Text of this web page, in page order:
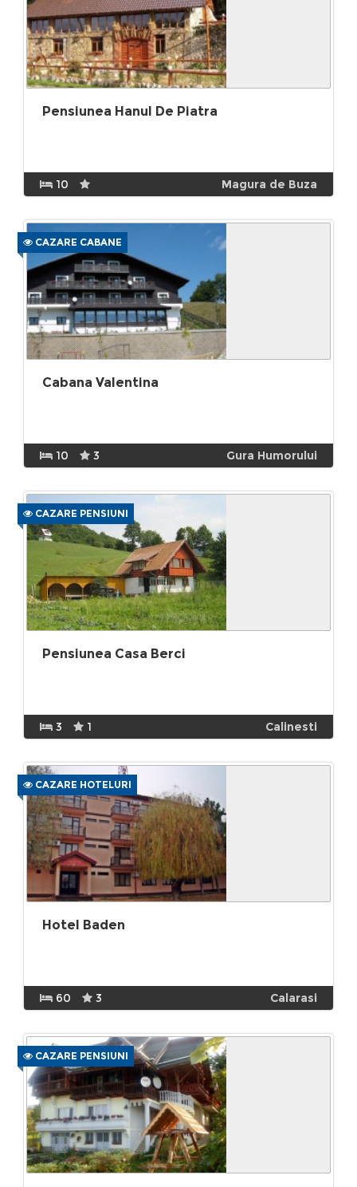
Pensiunea Hanul De Piatra
10 Magura de Buza
CAZARE CABANE
Cabana Valentina
10 3 Gura Humorului
CAZARE PENSIUNI
Pensiunea Casa Berci
3 1 Calinesti
CAZARE HOTELURI
Hotel Baden
60 3 Calarasi
CAZARE PENSIUNI